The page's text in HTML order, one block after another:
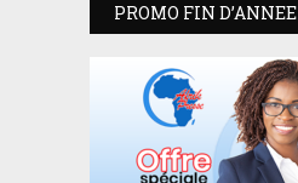
PROMO FIN D’ANNEE